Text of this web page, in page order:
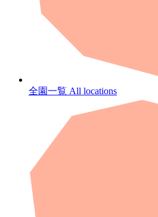
全園一覧 All locations